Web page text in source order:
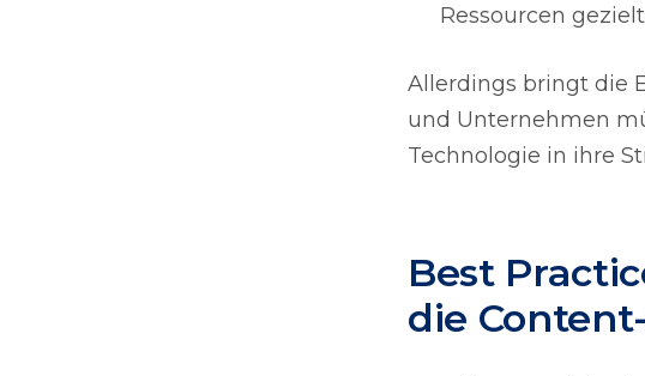
Ressourcen
Allerdings bringt die
und Unternehmen
Technologie in ihre
Best
die